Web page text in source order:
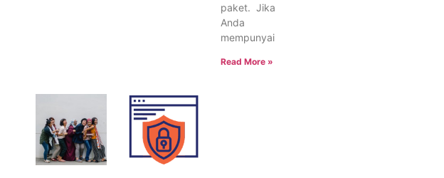
paket. Jika
Anda
mempunyai
Read More »